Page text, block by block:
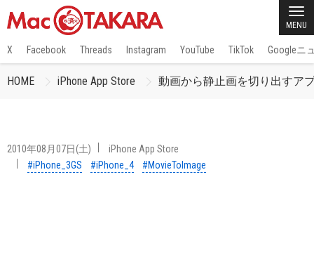
MENU
X Facebook Threads Instagram YouTube TikTok Googleニ
HOME iPhone App Store 動画から静止画を切り出すア
2010年08月07日(土)
iPhone App Store
#iPhone_3GS
#iPhone_4 #MovieToImage